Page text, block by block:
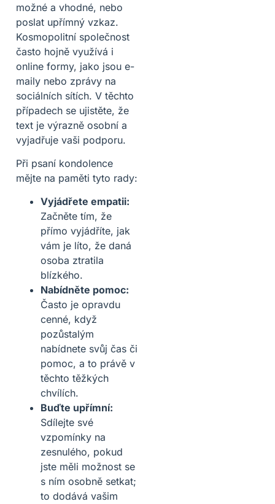
možné a vhodné, nebo
poslat upřímný vzkaz.
Kosmopolitní společnost
často hojně využívá i
online formy, jako jsou e-
maily nebo zprávy na
sociálních sítích. V těchto
případech se ujistěte, že
text je výrazně osobní a
vyjadřuje vaši podporu.
Při psaní kondolence
mějte na paměti tyto rady:
Vyjádřete empatii:
Začněte tím, že
přímo vyjádříte, jak
vám je líto, že daná
osoba ztratila
blízkého.
Nabídněte pomoc:
Často je opravdu
cenné, když
pozůstalým
nabídnete svůj čas či
pomoc, a to právě v
těchto těžkých
chvílích.
Buďte upřímní:
Sdílejte své
vzpomínky na
zesnulého, pokud
jste měli možnost se
s ním osobně setkat;
to dodává vašim